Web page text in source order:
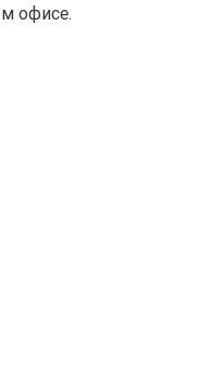
офисе.